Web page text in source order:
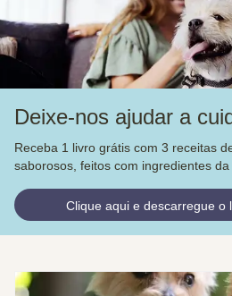
Deixe-nos ajudar a
Receba 1 livro grátis com 3 receitas
saborosos, feitos com ingredientes
Clique aqui e descarregue o